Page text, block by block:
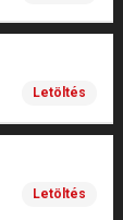
Letöltés
Letöltés